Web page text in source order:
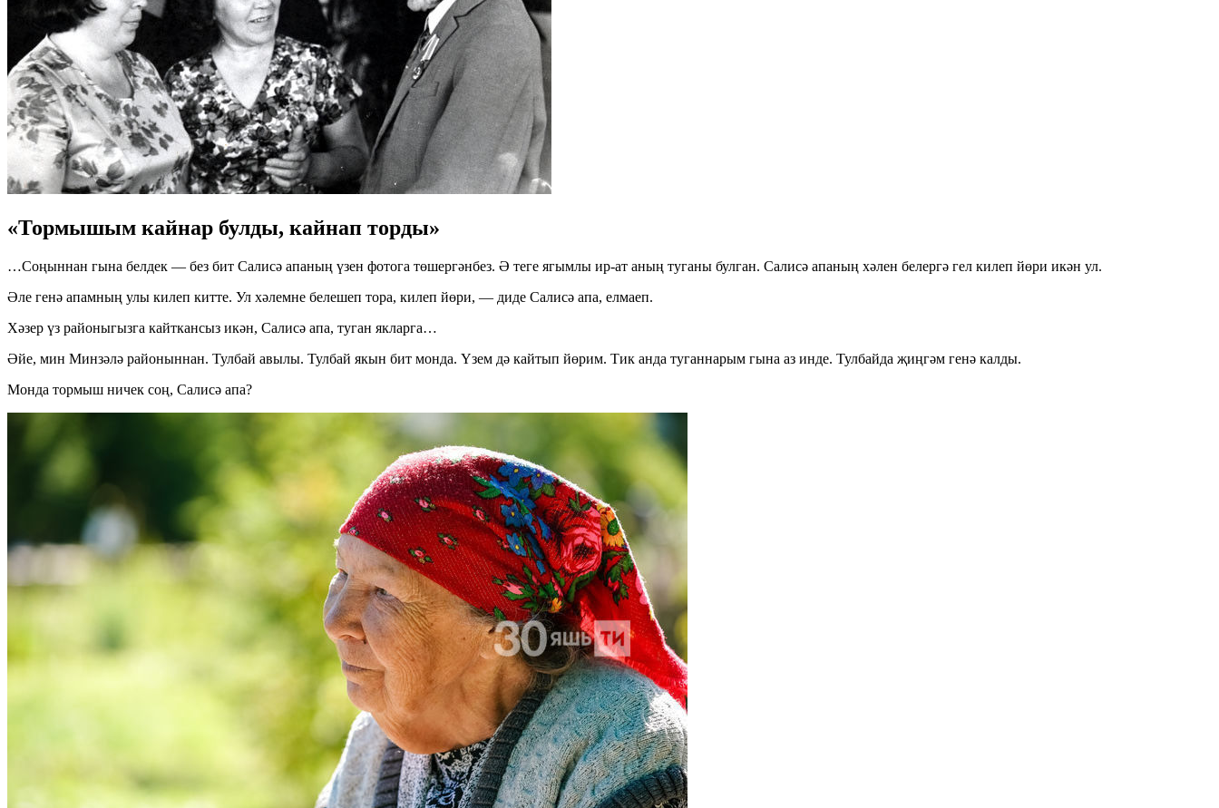
«Тормышым кайнар булды, кайнап торды»
…Соңыннан гына белдек — без бит Салисә апаның үзен фотога төшергәнбез. Ә теге ягымлы ир-ат аның туганы булган. Салисә апаның хәлен белергә гел килеп йөри икән ул.
Әле генә апамның улы килеп китте. Ул хәлемне белешеп тора, килеп йөри, — диде Салисә апа, елмаеп.
Хәзер үз районыгызга кайткансыз икән, Салисә апа, туган якларга…
Әйе, мин Минзәлә районыннан. Тулбай авылы. Тулбай якын бит монда. Үзем дә кайтып йөрим. Тик анда туганнарым гына аз инде. Тулбайда җиңгәм генә калды.
Монда тормыш ничек соң, Салисә апа?